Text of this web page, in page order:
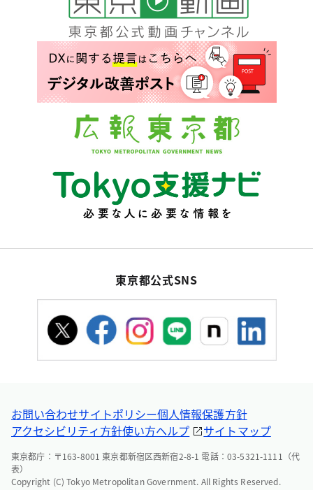
東京都公式SNS
お問い合わせサイトポリシー個人情報保護方針
アクセシビリティ方針使い方ヘルプ サイトマップ
東京都庁：〒163-8001 東京都新宿区西新宿2-8-1 電話：03-5321-1111（代
表）
Copyright (C) Tokyo Metropolitan Government. All Rights Reserved.